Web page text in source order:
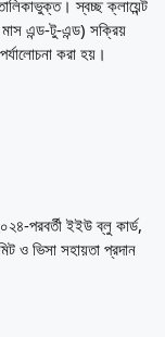
স্বচ্ছ ক্লায়েন্ট
এন্ড-টু-এন্ড) সক্রিয়
করা হয়।
পরবর্তী ইইউ ব্লু কার্ড,
ও ভিসা সহায়তা প্রদান